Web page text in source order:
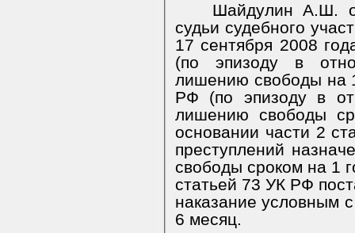
Шайдулин А.Ш.
судьи судебного
17 сентября 2008
(по эпизоду в
лишению свободы на
РФ (по эпизоду в
лишению свободы
основании части 2
преступлений
свободы сроком на 1
статьей 73 УК РФ
наказание условным
6 месяц.